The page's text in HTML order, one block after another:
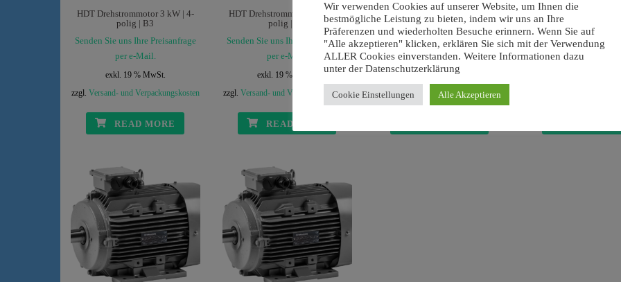
HDT Drehstrommotor 3 kW | 4-
polig | B3
Senden Sie uns Ihre Preisanfrage
per e-Mail.
exkl. 19 % MwSt.
zzgl. Versand- und Verpackungskosten
READ MORE
HDT Drehstrommotor 4 kW | 4-
polig | B3
Senden Sie uns Ihre Preisanfrage
per e-Mail.
exkl. 19 % MwSt.
zzgl. Versand- und Verpackungskosten
READ MORE
HDT Drehstrommotor 5,5 kW | 4-
polig | B3
Senden Sie uns Ihre Preisanfrage
per e-Mail.
exkl. 19 % MwSt.
zzgl.Versand- und Verpackungskosten
HDT Drehstrommotor
Senden Sie uns Ihre
per e-Mail.
Versand- und
Wir verwenden Cookies auf unserer Website, um Ihnen die
bestmögliche Leistung zu bieten, indem wir uns an Ihre
Präferenzen und wiederholten Besuche erinnern. Wenn Sie auf
"Alle akzeptieren" klicken, erklären Sie sich mit der Verwendung
ALLER Cookies einverstanden. Weitere Informationen dazu
unter der Datenschutzerklärung
Cookie Einstellungen Alle Akzeptieren